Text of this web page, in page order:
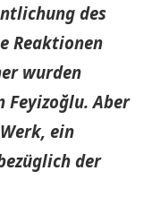
des
Reaktionen
wurden
Aber
ein
der